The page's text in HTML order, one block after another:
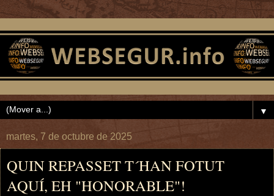
▼
martes, 7 de octubre de 2025
QUIN REPASSET T´HAN FOTUT
AQUÍ, EH "HONORABLE"!